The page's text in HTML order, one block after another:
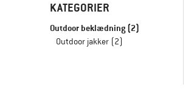
KATEGORIER
Outdoor beklædning (2)
Outdoor jakker (2)